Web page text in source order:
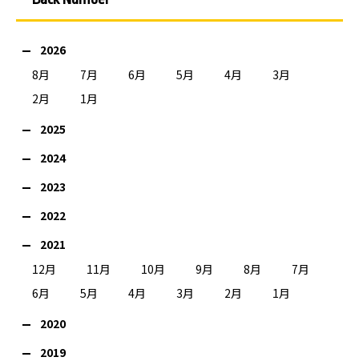
2026
8月
7月 6月 5月 4月
3月
2月
1月
2025
2024
2023
2022
2021
12月
11月 10月 9月 8月
7月
6月
5月 4月 3月 2月
1月
2020
2019